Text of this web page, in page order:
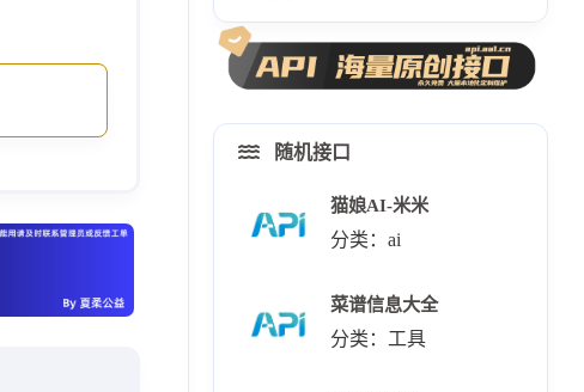
随机接口
猫娘AI-米米
分类：ai
菜谱信息大全
分类：工具